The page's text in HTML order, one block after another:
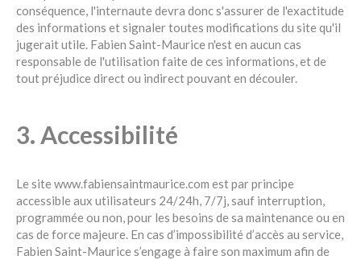
conséquence, l'internaute devra donc s'assurer de l'exactitude
des informations et signaler toutes modifications du site qu'il
jugerait utile. Fabien Saint-Maurice n'est en aucun cas
responsable de l'utilisation faite de ces informations, et de
tout préjudice direct ou indirect pouvant en découler.
3. Accessibilité
Le site www.fabiensaintmaurice.com est par principe
accessible aux utilisateurs 24/24h, 7/7j, sauf interruption,
programmée ou non, pour les besoins de sa maintenance ou en
cas de force majeure. En cas d’impossibilité d’accès au service,
Fabien Saint-Maurice s’engage à faire son maximum afin de